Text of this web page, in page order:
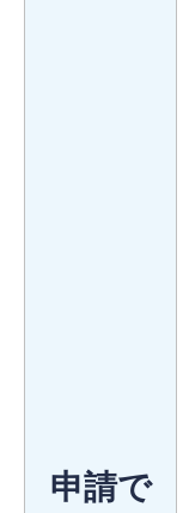
申請で